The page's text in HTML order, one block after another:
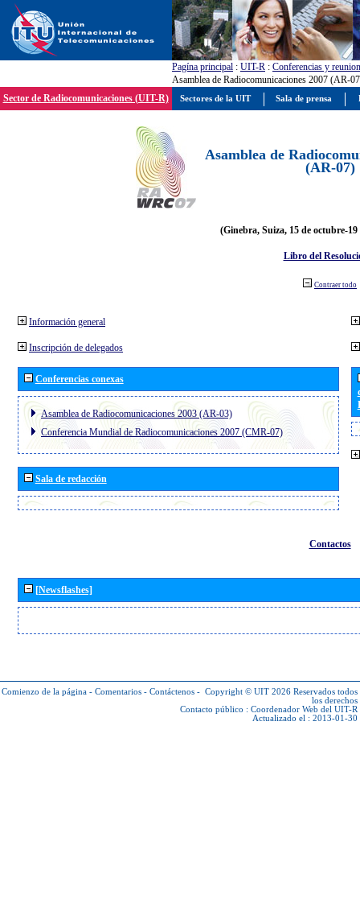
Pagína principal : UIT-R : Conferencias y
Asamblea de Radiocomunicaciones 2007 (AR-
Sector de Radiocomunicaciones (UIT-R)
Asamblea de
(AR-07)
(Ginebra, Suiza, 15 de octubre-19
Libro del
Contraer todo
Información general
Inscripción de delegados
Conferencias conexas
Asamblea de Radiocomunicaciones 2003 (AR-03)
Conferencia Mundial de Radiocomunicaciones 2007 (CMR-07)
Sala de redacción
Contactos
[Newsflashes]
Comienzo de la página - Comentarios - Contáctenos - Copyright © UIT 2026 Reservados todos
los derechos
Contacto público : Coordenador Web del UIT-R
Actualizado el : 2013-01-30
Sectores de la UIT Sala de prensa